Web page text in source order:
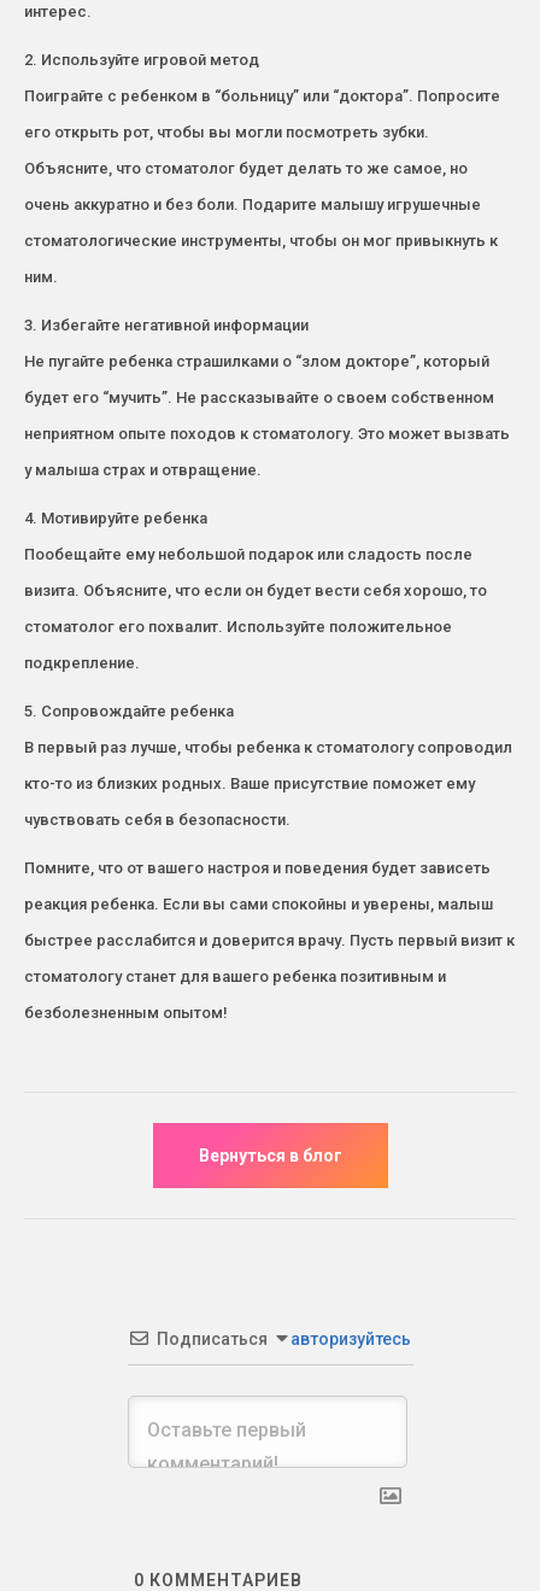
интерес.
2. Используйте игровой метод
Поиграйте с ребенком в “больницу” или “доктора”. Попросите
его открыть рот, чтобы вы могли посмотреть зубки.
Объясните, что стоматолог будет делать то же самое, но
очень аккуратно и без боли. Подарите малышу игрушечные
стоматологические инструменты, чтобы он мог привыкнуть к
ним.
3. Избегайте негативной информации
Не пугайте ребенка страшилками о “злом докторе”, который
будет его “мучить”. Не рассказывайте о своем собственном
неприятном опыте походов к стоматологу. Это может вызвать
у малыша страх и отвращение.
4. Мотивируйте ребенка
Пообещайте ему небольшой подарок или сладость после
визита. Объясните, что если он будет вести себя хорошо, то
стоматолог его похвалит. Используйте положительное
подкрепление.
5. Сопровождайте ребенка
В первый раз лучше, чтобы ребенка к стоматологу сопроводил
кто-то из близких родных. Ваше присутствие поможет ему
чувствовать себя в безопасности.
Помните, что от вашего настроя и поведения будет зависеть
реакция ребенка. Если вы сами спокойны и уверены, малыш
быстрее расслабится и доверится врачу. Пусть первый визит к
стоматологу станет для вашего ребенка позитивным и
безболезненным опытом!
Подписаться авторизуйтесь
0 КОММЕНТАРИЕВ